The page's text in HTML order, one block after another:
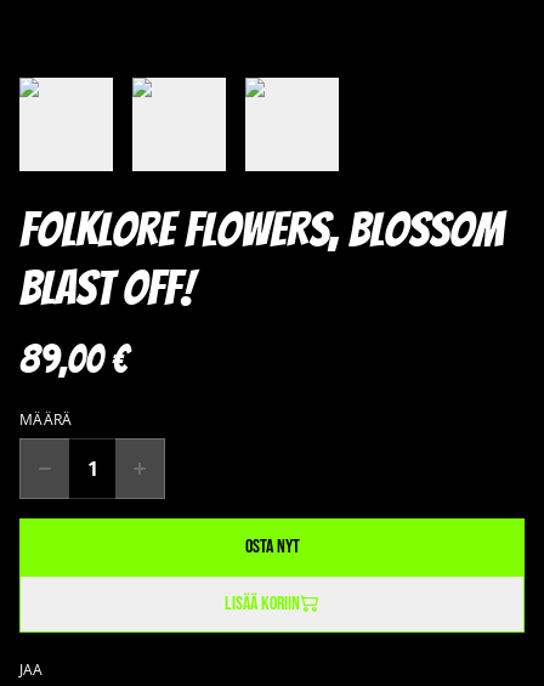
Folklore Flowers, Blossom
Blast Off!
89,00 €
MÄÄRÄ
Osta nyt
Lisää koriin
JAA